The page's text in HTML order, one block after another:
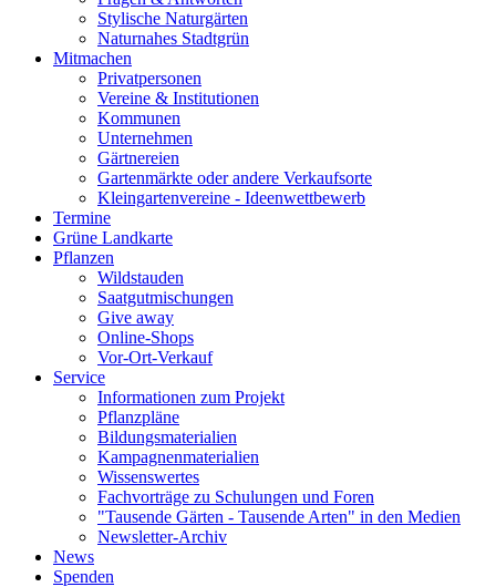
Stylische Naturgärten
Naturnahes Stadtgrün
Mitmachen
Privatpersonen
Vereine & Institutionen
Kommunen
Unternehmen
Gärtnereien
Gartenmärkte oder andere Verkaufsorte
Kleingartenvereine - Ideenwettbewerb
Termine
Grüne Landkarte
Pflanzen
Wildstauden
Saatgutmischungen
Give away
Online-Shops
Vor-Ort-Verkauf
Service
Informationen zum Projekt
Pflanzpläne
Bildungsmaterialien
Kampagnenmaterialien
Wissenswertes
Fachvorträge zu Schulungen und Foren
"Tausende Gärten - Tausende Arten" in den Medien
Newsletter-Archiv
News
Spenden